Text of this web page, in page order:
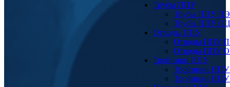
Трубы ППУ
Трубы ППУ ПЭ
Трубы ППУ ОЦ
Отводы ППУ
Отводы ППУ
Отводы ППУ
Тройники ППУ
Тройники
Тройники